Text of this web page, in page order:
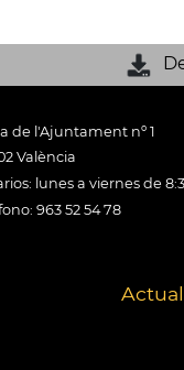
de l'Ajuntament nº 1
València
lunes a viernes de
963 52 54 78